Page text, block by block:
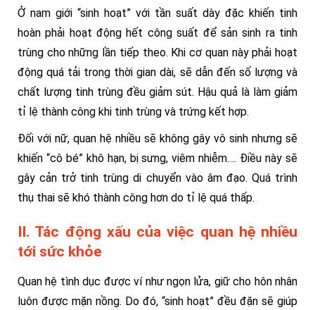
Ở nam giới “sinh hoạt” với tần suất dày đặc khiến tinh
hoàn phải hoạt động hết công suất để sản sinh ra tinh
trùng cho những lần tiếp theo. Khi cơ quan này phải hoạt
động quá tải trong thời gian dài, sẽ dẫn đến số lượng và
chất lượng tinh trùng đều giảm sút. Hậu quả là làm giảm
tỉ lệ thành công khi tinh trùng và trứng kết hợp.
Đối với nữ, quan hệ nhiều sẽ không gây vô sinh nhưng sẽ
khiến “cô bé” khô hạn, bị sưng, viêm nhiễm…. Điều này sẽ
gây cản trở tinh trùng di chuyển vào âm đạo. Quá trình
thụ thai sẽ khó thành công hơn do tỉ lệ quá thấp.
II. Tác động xấu của việc quan hệ nhiều
tới sức khỏe
Quan hệ tình dục được ví như ngọn lửa, giữ cho hôn nhân
luôn được mặn nồng. Do đó, “sinh hoạt” đều đặn sẽ giúp